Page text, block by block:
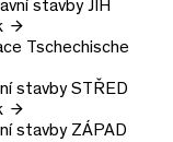
stavby JIH
Tschechische
stavby STŘED
stavby ZÁPAD